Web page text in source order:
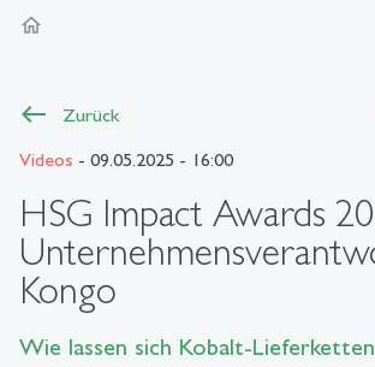
home
Zurück
Videos - 09.05.2025 - 16:00
HSG Impact Awards
Kongo
Wie lassen sich Kobalt-